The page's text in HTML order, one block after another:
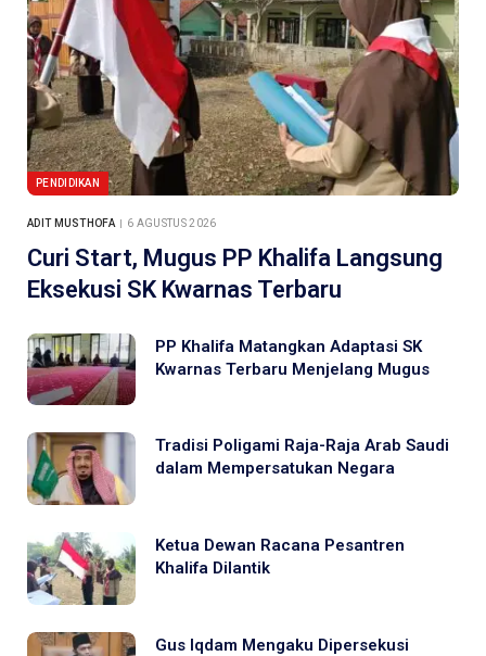
PENDIDIKAN
ADIT MUSTHOFA 6 AGUSTUS 2026
Curi Start, Mugus PP Khalifa Langsung
Eksekusi SK Kwarnas Terbaru
PP Khalifa Matangkan Adaptasi SK
Kwarnas Terbaru Menjelang Mugus
Tradisi Poligami Raja-Raja Arab Saudi
dalam Mempersatukan Negara
Ketua Dewan Racana Pesantren
Khalifa Dilantik
Gus Iqdam Mengaku Dipersekusi